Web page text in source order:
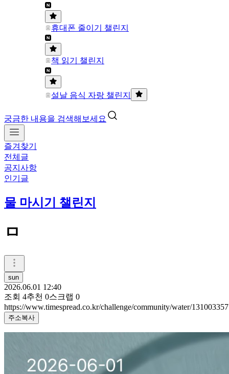
휴대폰 줄이기 챌린지
책 읽기 챌린지
설날 음식 자랑 챌린지
궁금한 내용을 검색해보세요
즐겨찾기
전체글
공지사항
인기글
물 마시기 챌린지
ㅁ
sun
2026.06.01 12:40
조회 4추천 0스크랩 0
https://www.timespread.co.kr/challenge/community/water/131003357
주소복사